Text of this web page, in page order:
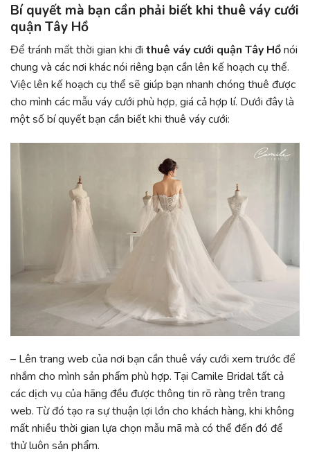
Bí quyết mà bạn cần phải biết khi thuê váy cưới
quận Tây Hồ
Để tránh mất thời gian khi đi thuê váy cưới quận Tây Hồnói
chung và các nơi khác nói riêng bạn cần lên kế hoạch cụ thể.
Việc lên kế hoạch cụ thể sẽ giúp bạn nhanh chóng thuê được
cho mình các mẫu váy cưới phù hợp, giá cả hợp lí. Dưới đây là
một số bí quyết bạn cần biết khi thuê váy cưới:
– Lên trang web của nơi bạn cần thuê váy cưới xem trước để
nhắm cho mình sản phẩm phù hợp. Tại Camile Bridal tất cả
các dịch vụ của hãng đều được thông tin rõ ràng trên trang
web. Từ đó tạo ra sự thuận lợi lớn cho khách hàng, khi không
mất nhiều thời gian lựa chọn mẫu mã mà có thể đến đó để
thử luôn sản phẩm.